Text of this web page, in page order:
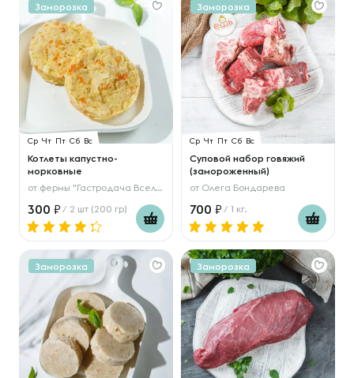
Заморозка
Ср Чт Пт Сб Вс
Котлеты капустно-
морковные
от фермы "Гастродача Вселуг"
300 / 2 шт (200 гр)
Заморозка
Ср Чт Пт Сб Вс
Суповой набор говяжий
(замороженный)
от Олега Бондарева
700 / 1 кг.
Заморозка Заморозка